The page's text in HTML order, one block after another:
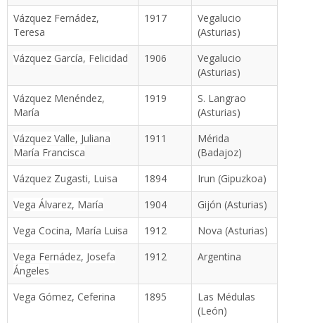
Vázquez Fernádez,
Teresa
1917
Vegalucio
(Asturias)
Vázquez García, Felicidad
1906
Vegalucio
(Asturias)
Vázquez Menéndez,
María
1919
S. Langrao
(Asturias)
Vázquez Valle, Juliana
María Francisca
1911
Mérida
(Badajoz)
Vázquez Zugasti, Luisa
1894
Irun (Gipuzkoa)
Vega Álvarez, María
1904
Gijón (Asturias)
Vega Cocina, María Luisa
1912
Nova (Asturias)
Vega Fernádez, Josefa
Ángeles
1912 Argentina
Vega Gómez, Ceferina 1895
Las Médulas
(León)